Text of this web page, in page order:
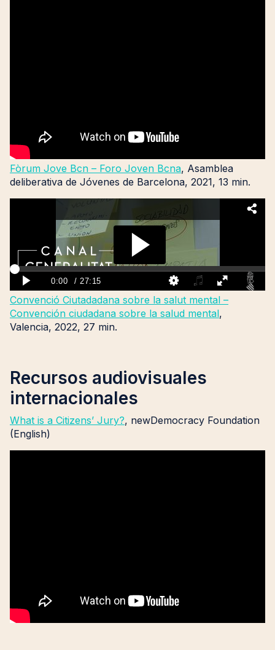
Fòrum Jove Bcn – Foro Joven Bcna, Asamblea
deliberativa de Jóvenes de Barcelona, 2021, 13 min.
Convenció Ciutadadana sobre la salut mental –
Convención ciudadana sobre la salud mental,
Valencia, 2022, 27 min.
Recursos audiovisuales
internacionales
What is a Citizens’ Jury?, newDemocracy Foundation
(English)